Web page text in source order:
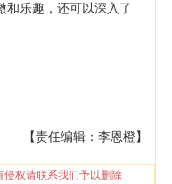
和乐趣，还可以深入了
【责任编辑：李恩橙】
权请联系我们予以删除